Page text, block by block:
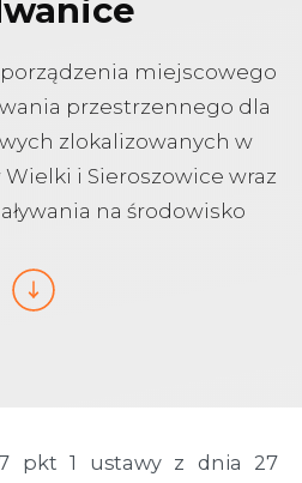
miejscowego
przestrzennego dla
zlokalizowanych w
i Sieroszowice wraz
na środowisko
pkt 1 ustawy z dnia 27